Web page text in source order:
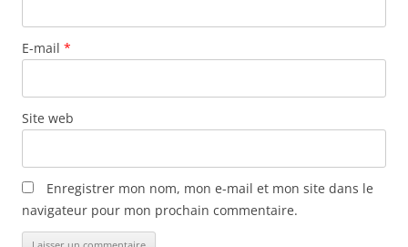
E-mail *
Site web
Enregistrer mon nom, mon e-mail et mon site dans le
navigateur pour mon prochain commentaire.